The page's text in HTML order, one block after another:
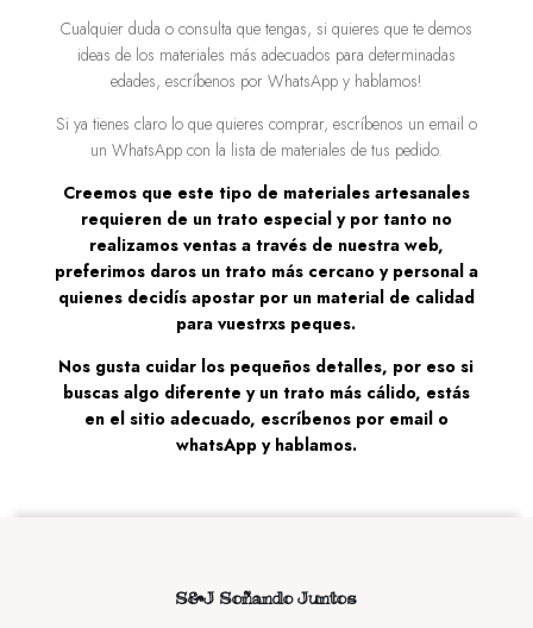
Cualquier duda o consulta que tengas, si quieres que te demos
ideas de los materiales más adecuados para determinadas
edades, escríbenos por WhatsApp y hablamos!
Si ya tienes claro lo que quieres comprar, escríbenos un email o
un WhatsApp con la lista de materiales de tus pedido.
Creemos que este tipo de materiales artesanales
requieren de un trato especial y por tanto no
realizamos ventas a través de nuestra web,
preferimos daros un trato más cercano y personal a
quienes decidís apostar por un material de calidad
para vuestrxs peques.
Nos gusta cuidar los pequeños detalles, por eso si
buscas algo diferente y un trato más cálido, estás
en el sitio adecuado, escríbenos por email o
whatsApp y hablamos.
S&J Soñando Juntos